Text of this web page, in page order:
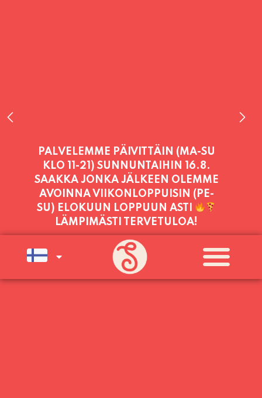
PALVELEMME TÄNÄÄN:
PERJANTAI11:00 - 21:00
PALVELEMME PÄIVITTÄIN (MA-SU
KLO 11-21) SUNNUNTAIHIN 16.8.
SAAKKA JONKA JÄLKEEN OLEMME
AVOINNA VIIKONLOPPUISIN (PE-
SU) ELOKUUN LOPPUUN ASTI
LÄMPIMÄSTI TERVETULOA!